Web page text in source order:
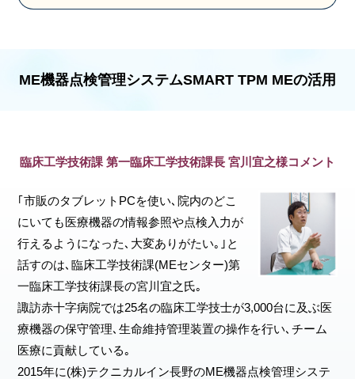
ME機器点検管理システムSMART TPM MEの活用
臨床工学技術課 第一臨床工学技術課長 宮川宜之様コメント
｢市販のタブレットPCを使い､院内のどこ
にいても医療機器の情報参照や点検入力が
行えるようになった､大変ありがたい｡｣と
話すのは､臨床工学技術課(MEセンター)第
一臨床工学技術課長の宮川宜之氏｡
諏訪赤十字病院では25名の臨床工学技士が3,000台に及ぶ医
療機器の保守管理､生命維持管理装置の操作を行い､チーム
医療に貢献している｡
2015年に(株)テクニカルイン長野のME機器点検管理システ